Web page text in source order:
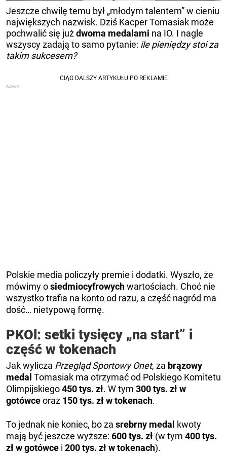
Jeszcze chwilę temu był „młodym talentem” w cieniu
największych nazwisk. Dziś Kacper Tomasiak może
pochwalić się jużdwoma medalami na IO. I nagle
wszyscy zadają to samo pytanie: ile pieniędzy stoi za
takim sukcesem?
Polskie media policzyły premie i dodatki. Wyszło, że
mówimy osiedmiocyfrowychwartościach. Choć nie
wszystko trafia na konto od razu, a część nagród ma
dość… nietypową formę.
PKOl: setki tysięcy „na start” i
część w tokenach
Jak wylicza Przegląd Sportowy Onet, za brązowy
medal Tomasiak ma otrzymać od Polskiego Komitetu
Olimpijskiego450 tys. zł. W tym 300 tys. zł w
gotówceoraz 150 tys. zł w tokenach.
To jednak nie koniec, bo za srebrny medal kwoty
mają być jeszcze wyższe: 600 tys. zł (w tym 400 tys.
zł w gotówce i 200 tys. zł w tokenach).